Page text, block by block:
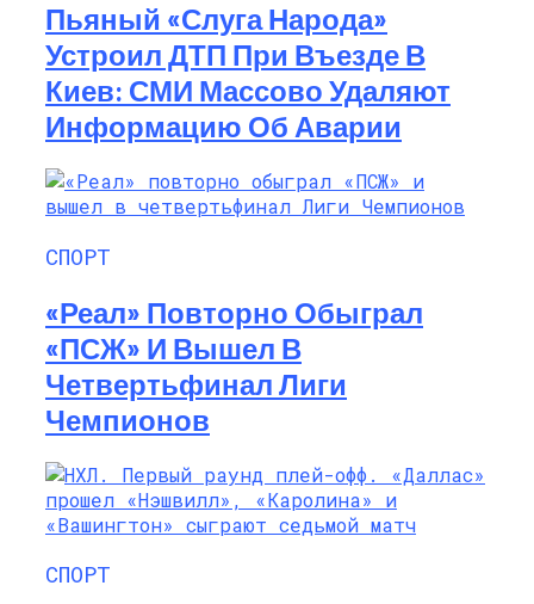
Пьяный «слуга Народа»
Устроил ДТП При Въезде В
Киев: СМИ Массово Удаляют
Информацию Об Аварии
СПОРТ
«Реал» Повторно Обыграл
«ПСЖ» И Вышел В
Четвертьфинал Лиги
Чемпионов
СПОРТ